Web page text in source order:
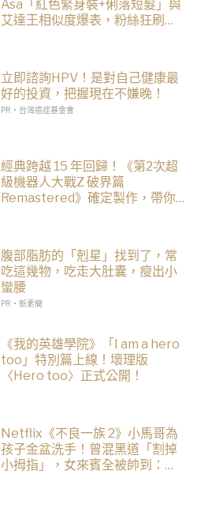
Asa「紅色緊身裝+俐落短髮」與
艾達王相似度爆表，粉絲狂刷
立即諮詢HPV！是對自己健康最
好的投資，把握現在不嫌晚！
PR・台灣癌症基金會
經典跨越 15 年回歸！《第2次超
級機器人大戰Z 破界篇
Remastered》確定製作，帶你
腹部脂肪的「剋星」找到了，常
吃這幾物，吃走大肚囊，瘦出小
蠻腰
PR・新素簡
《我的英雄學院》「I am a hero
too」特別篇上線！壞理版
〈Hero too〉正式公開！
Netflix《不良一族 2》小馬哥為
孩子金盆洗手！曾混黑道「割掉
小拇指」，女來賓全被帥到：超